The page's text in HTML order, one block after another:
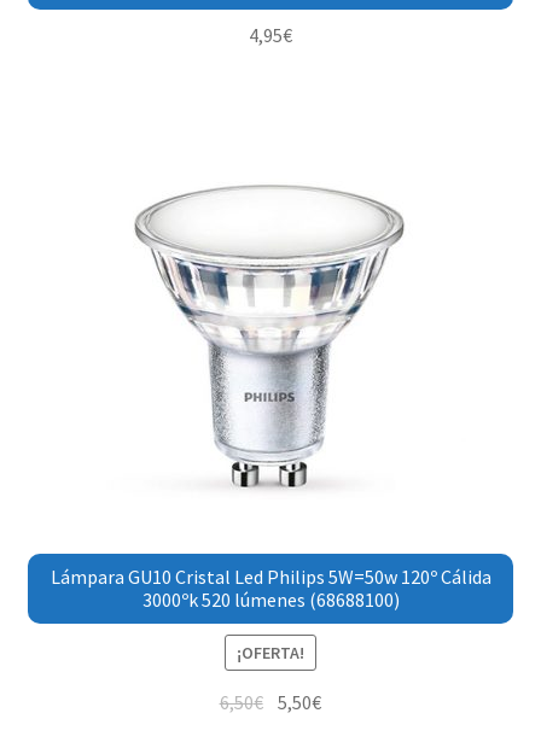
4,95€
Lámpara GU10 Cristal Led Philips 5W=50w 120º Cálida
3000ºk 520 lúmenes (68688100)
¡OFERTA!
6,50€ 5,50€